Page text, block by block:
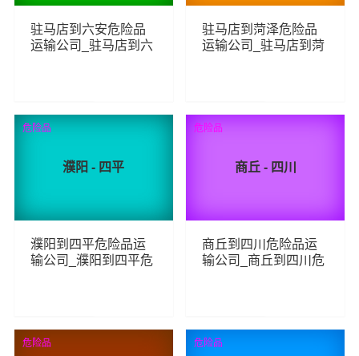
驻马店到六安危险品
运输公司_驻马店到六
64 查看详细
驻马店到菏泽危险品
运输公司_驻马店到菏
73 查看详细
濮阳 - 四平
濮阳到四平危险品运
输公司_濮阳到四平危
64 查看详细
危险品
商丘 - 四川
商丘到四川危险品运
输公司_商丘到四川危
81 查看详细
危险品
危险品 危险品